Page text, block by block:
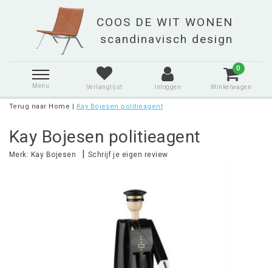
Menu Verlanglijst Inloggen
0
Winkelwagen
Terug naar Home | Kay Bojesen politieagent
Kay Bojesen politieagent
Merk: Kay Bojesen | Schrijf je eigen review